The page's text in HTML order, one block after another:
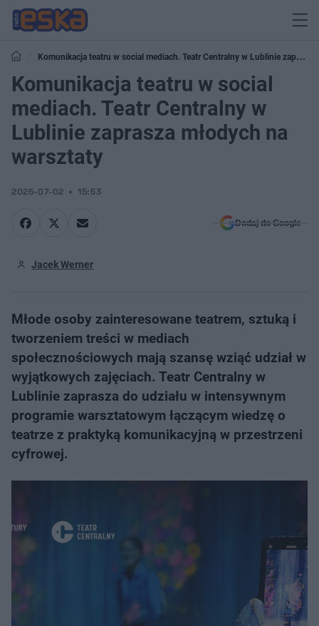
Komunikacja teatru w social mediach. Teatr Centralny w Lublinie zaprasza
młodych na warsztaty
Komunikacja teatru w social
mediach. Teatr Centralny w
Lublinie zaprasza młodych na
warsztaty
2025-07-02 15:53
Dodaj do Google
Jacek Werner
​Młode osoby zainteresowane teatrem, sztuką i
tworzeniem treści w mediach
społecznościowych mają szansę wziąć udział w
wyjątkowych zajęciach. Teatr Centralny w
Lublinie zaprasza do udziału w intensywnym
programie warsztatowym łączącym wiedzę o
teatrze z praktyką komunikacyjną w przestrzeni
cyfrowej.